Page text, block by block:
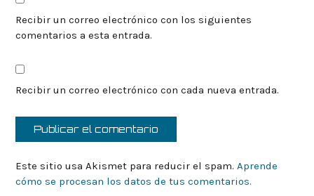
Recibir un correo electrónico con los siguientes
comentarios a esta entrada.
Recibir un correo electrónico con cada nueva entrada.
Este sitio usa Akismet para reducir el spam. Aprende
cómo se procesan los datos de tus comentarios.